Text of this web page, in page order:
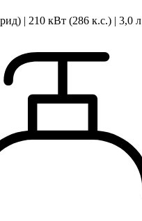
| 210 кВт (286 к.с.) | 3,0 л